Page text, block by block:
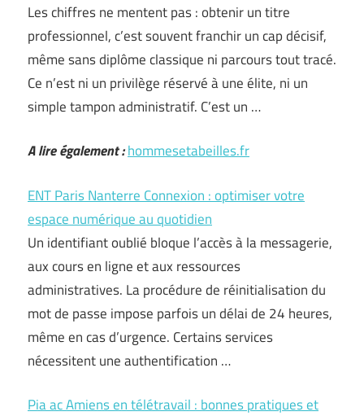
Les chiffres ne mentent pas : obtenir un titre
professionnel, c’est souvent franchir un cap décisif,
même sans diplôme classique ni parcours tout tracé.
Ce n’est ni un privilège réservé à une élite, ni un
simple tampon administratif. C’est un …
A lire également :hommesetabeilles.fr
ENT Paris Nanterre Connexion : optimiser votre
espace numérique au quotidien
Un identifiant oublié bloque l’accès à la messagerie,
aux cours en ligne et aux ressources
administratives. La procédure de réinitialisation du
mot de passe impose parfois un délai de 24 heures,
même en cas d’urgence. Certains services
nécessitent une authentification …
Pia ac Amiens en télétravail : bonnes pratiques et